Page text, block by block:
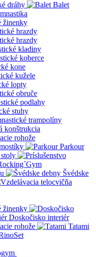
dráhy
Balet
žinenky
hrazdy
hrazdy
kladiny
koberce
kone
kužele
lopty
obruče
podlahy
stuhy
trampolíny
konštrukcia
rohože
Parkour
Švédske
žinenky
Doskočisko interiér
rohože
Tatami